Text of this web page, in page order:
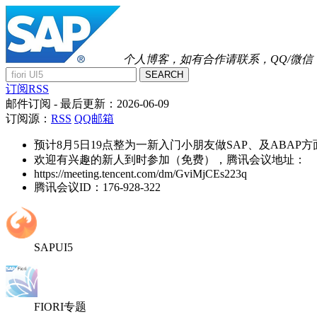
个人博客，如有合作请联系，QQ/微信
SEARCH
订阅RSS
邮件订阅 - 最后更新： 2026-06-09
订阅源： RSS QQ邮箱
预计8月5日19点整为一新入门小朋友做SAP、及ABAP方
欢迎有兴趣的新人到时参加（免费），腾讯会议地址：
https://meeting.tencent.com/dm/GviMjCEs223q
腾讯会议ID：176-928-322
SAPUI5
FIORI专题